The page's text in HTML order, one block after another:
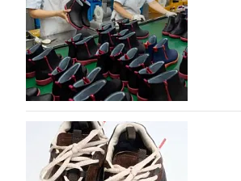
марок одежды, обуви и
06.08.2026 495
Объем мирового
В 2025 году мировое